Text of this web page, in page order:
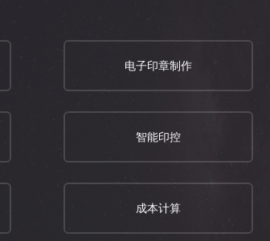
电子印章制作
智能印控
成本计算